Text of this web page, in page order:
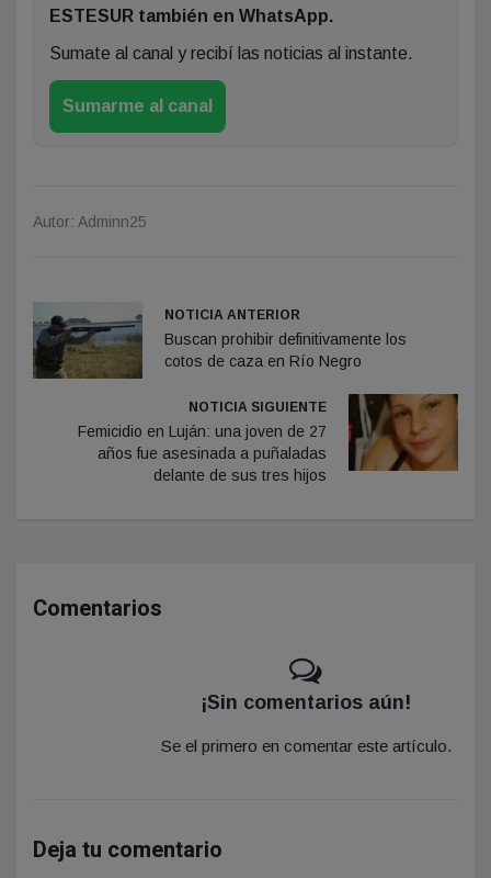
ESTESUR también en WhatsApp.
Sumate al canal y recibí las noticias al instante.
Sumarme al canal
Autor: Adminn25
NOTICIA ANTERIOR
Buscan prohibir definitivamente los
cotos de caza en Río Negro
NOTICIA SIGUIENTE
Femicidio en Luján: una joven de 27
años fue asesinada a puñaladas
delante de sus tres hijos
Comentarios
¡Sin comentarios aún!
Se el primero en comentar este artículo.
Deja tu comentario